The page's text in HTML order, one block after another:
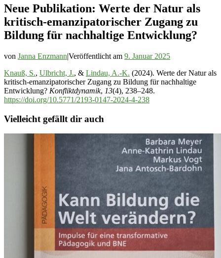
Neue Publikation: Werte der Natur als
kritisch-emanzipatorischer Zugang zu
Bildung für nachhaltige Entwicklung?
von Janna Enzmann|Veröffentlicht am 9. Januar 2025
Knauß, S., Ulbricht, J., & Lindau, A.-K. (2024). Werte der Natur als
kritisch-emanzipatorischer Zugang zu Bildung für nachhaltige
Entwicklung? Konfliktdynamik, 13(4), 238–248.
https://doi.org/10.5771/2193-0147-2024-4-238
Vielleicht gefällt dir auch